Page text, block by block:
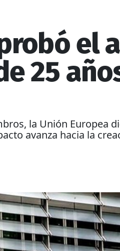
el
25
la Unión Europea
avanza hacia la